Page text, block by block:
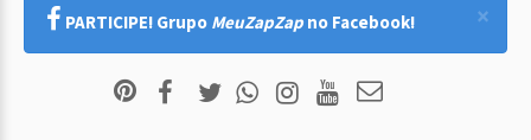
×
PARTICIPE! Grupo MeuZapZap no Facebook!